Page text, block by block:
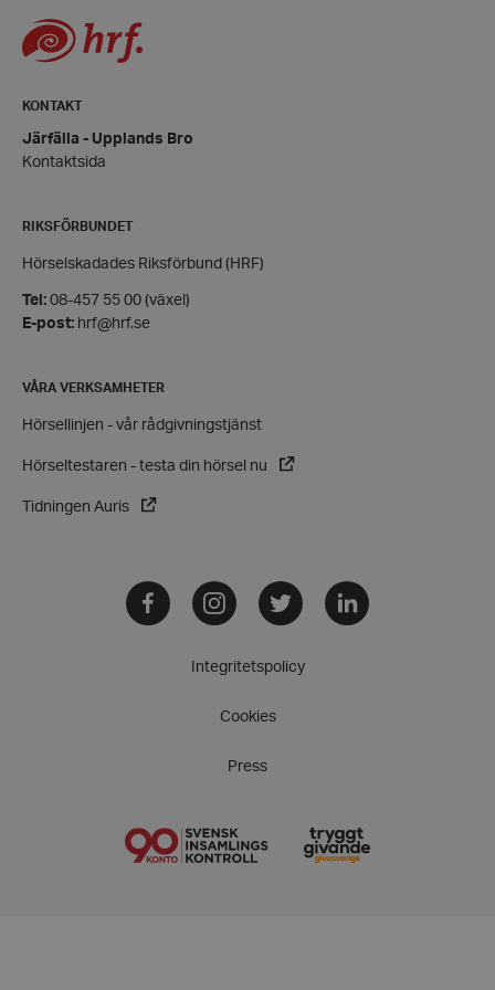
KONTAKT
Järfälla - Upplands Bro
Kontaktsida
RIKSFÖRBUNDET
Hörselskadades Riksförbund (HRF)
Tel: 08-457 55 00 (växel)
E-post: hrf@hrf.se
VÅRA VERKSAMHETER
Hörsellinjen - vår rådgivningstjänst
Hörseltestaren - testa din hörsel nu
Tidningen Auris
FacebookInstagramTwitter LinkedIn
Integritetspolicy
Cookies
Press
ordentligt utan strikt nödvändiga cookies.
Namn
wordpress_test_cookie
PHPSESSID
VISITOR_PRIVACY_METADATA